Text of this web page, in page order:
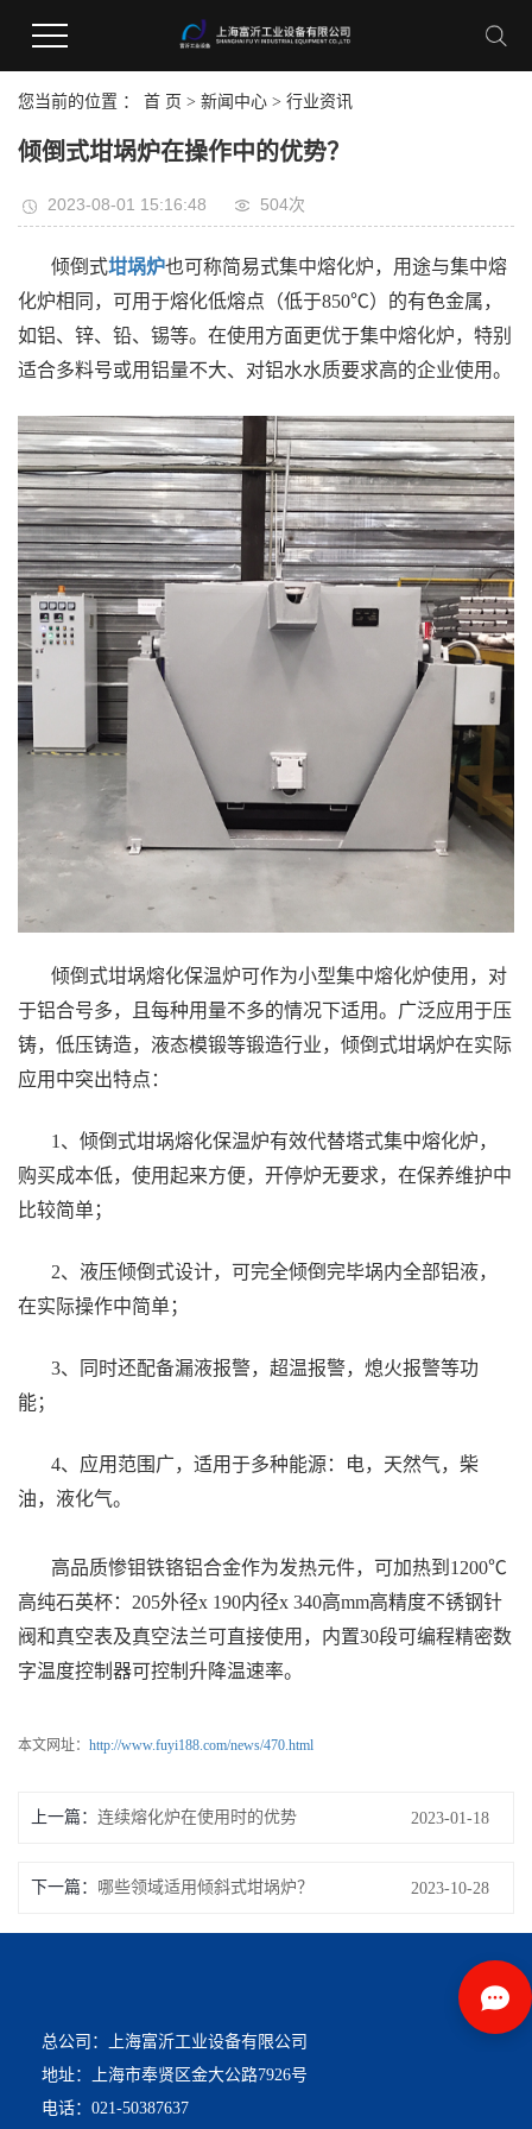
您当前的位置 ： 首 页 > 新闻中心 > 行业资讯
倾倒式坩埚炉在操作中的优势？
2023-08-01 15:16:48 504次
倾倒式坩埚炉也可称简易式集中熔化炉，用途与集中熔
化炉相同，可用于熔化低熔点（低于850℃）的有色金属，
如铝、锌、铅、锡等。在使用方面更优于集中熔化炉，特别
适合多料号或用铝量不大、对铝水水质要求高的企业使用。
倾倒式坩埚熔化保温炉可作为小型集中熔化炉使用，对
于铝合号多，且每种用量不多的情况下适用。广泛应用于压
铸，低压铸造，液态模锻等锻造行业，倾倒式坩埚炉在实际
应用中突出特点：
1、倾倒式坩埚熔化保温炉有效代替塔式集中熔化炉，
购买成本低，使用起来方便，开停炉无要求，在保养维护中
比较简单；
2、液压倾倒式设计，可完全倾倒完毕埚内全部铝液，
在实际操作中简单；
3、同时还配备漏液报警，超温报警，熄火报警等功
能；
4、应用范围广，适用于多种能源：电，天然气，柴
油，液化气。
高品质惨钼铁铬铝合金作为发热元件，可加热到1200℃
高纯石英杯：205外径x 190内径x 340高mm高精度不锈钢针
阀和真空表及真空法兰可直接使用，内置30段可编程精密数
字温度控制器可控制升降温速率。
本文网址： http://www.fuyi188.com/news/470.html
上一篇： 连续熔化炉在使用时的优势 2023-01-18
下一篇： 哪些领域适用倾斜式坩埚炉？ 2023-10-28
总公司：上海富沂工业设备有限公司
地址：上海市奉贤区金大公路7926号
电话：021-50387637